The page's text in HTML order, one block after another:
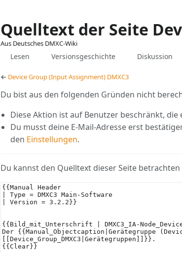
Quelltext der Seite
Aus Deutsches DMXC-Wiki
Lesen
Quelltext
Versionsgeschichte
associated-
pages
SeiteDiskussion
← Device Group (Input Assignment) DMXC3
Du bist aus den folgenden Gründen nicht
Diese Aktion ist auf Benutzer beschränkt, die
Du musst deine E-Mail-Adresse erst
den Einstellungen.
Du kannst den Quelltext dieser Seite